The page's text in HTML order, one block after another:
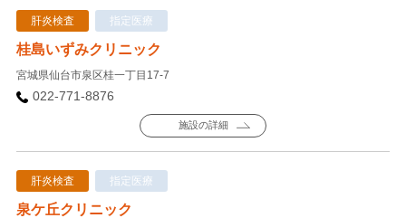
肝炎検査 指定医療
桂島いずみクリニック
宮城県仙台市泉区桂一丁目17-7
022-771-8876
施設の詳細
肝炎検査 指定医療
泉ケ丘クリニック